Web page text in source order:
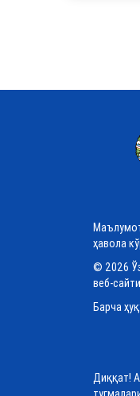
ҳавола
© 2026
веб-сайти
Барча
Диққат!